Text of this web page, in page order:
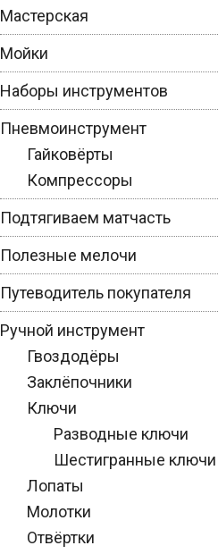
Мастерская
Мойки
Наборы инструментов
Пневмоинструмент
Гайковёрты
Компрессоры
Подтягиваем матчасть
Полезные мелочи
Путеводитель покупателя
Ручной инструмент
Гвоздодёры
Заклёпочники
Ключи
Разводные ключи
Шестигранные ключи
Лопаты
Молотки
Отвёртки